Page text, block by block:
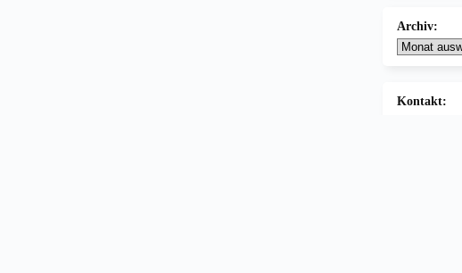
Archiv:
Archive
Kontakt: